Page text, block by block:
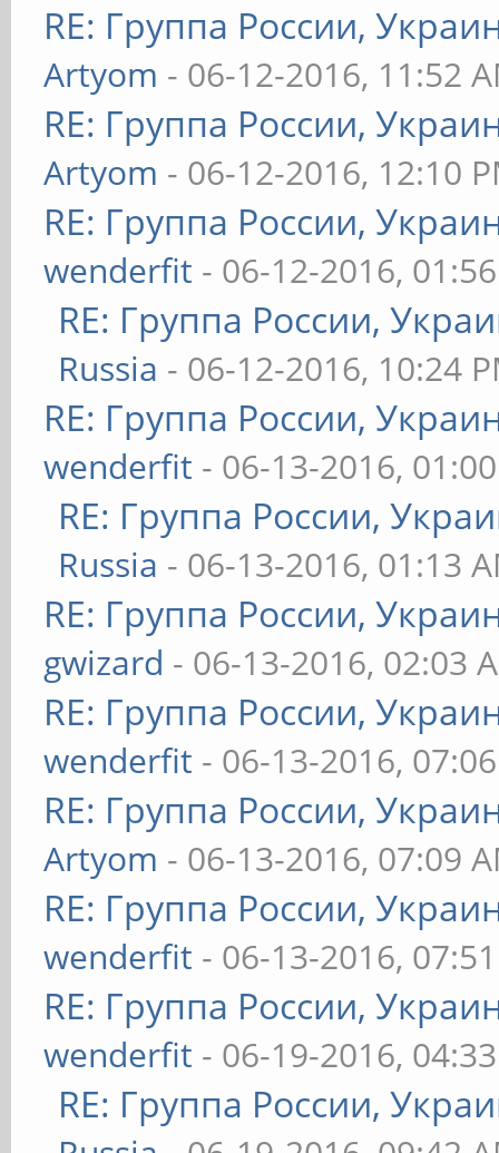
RE: Группа России,
Artyom - 06-12-2016, 11:52
RE: Группа России,
Artyom - 06-12-2016, 12:10
RE: Группа России,
wenderfit - 06-12-2016,
RE: Группа России,
Russia - 06-12-2016, 10:24
RE: Группа России,
wenderfit - 06-13-2016,
RE: Группа России,
Russia - 06-13-2016, 01:13
RE: Группа России,
gwizard - 06-13-2016, 02:03
RE: Группа России,
wenderfit - 06-13-2016,
RE: Группа России,
Artyom - 06-13-2016, 07:09
RE: Группа России,
wenderfit - 06-13-2016,
RE: Группа России,
wenderfit - 06-19-2016,
RE: Группа России,